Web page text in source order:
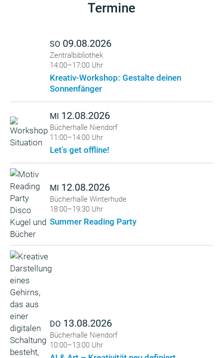
Termine
SO 09.08.2026
Zentralbibliothek
14:00–17:00 Uhr
Kreativ-Workshop: Gestalte deinen
Sonnenfänger
MI 12.08.2026
Bücherhalle Niendorf
11:00–14:00 Uhr
Let's get offline!
MI 12.08.2026
Bücherhalle Winterhude
18:00–19:30 Uhr
Summer Reading Party
DO 13.08.2026
Bücherhalle Niendorf
10:00–13:00 Uhr